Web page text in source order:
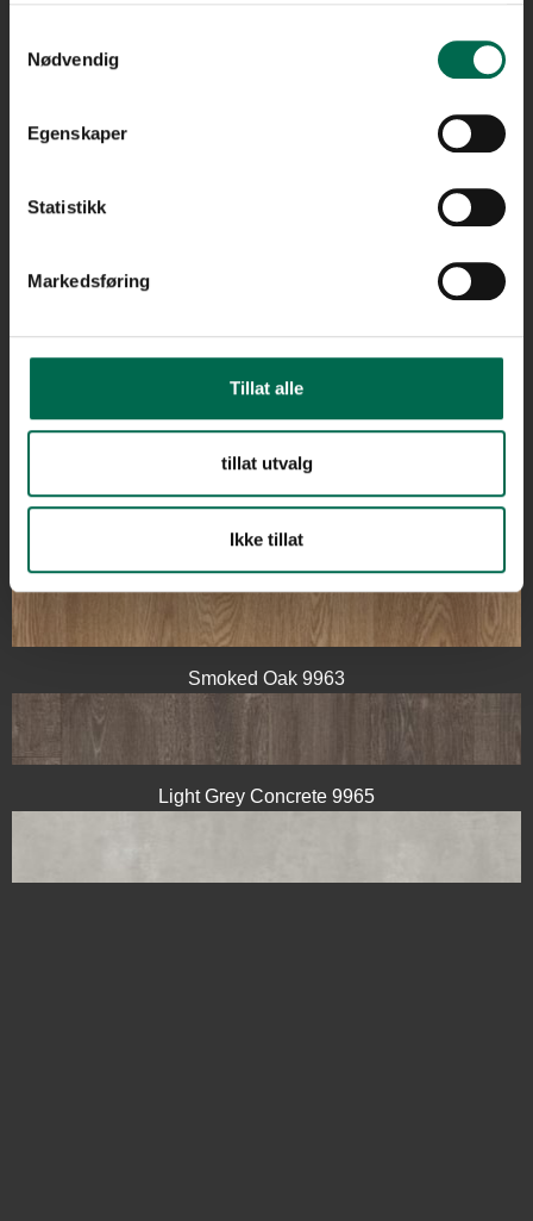
Nødvendig
Egenskaper
Statistikk
Markedsføring
Tillat alle
tillat utvalg
Ikke tillat
Smoked Oak 9963
Light Grey Concrete 9965